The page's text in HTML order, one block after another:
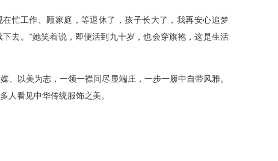
忙工作、顾家庭，等退休了，孩子长大了，我再安心追梦
去。”她笑着说，即便活到九十岁，也会穿旗袍，这是生活
以美为志，一领一襟间尽显端庄，一步一履中自带风雅。
人看见中华传统服饰之美。